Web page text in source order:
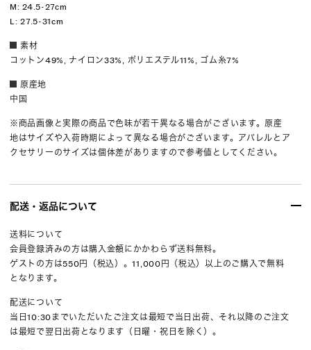
M: 24.5-27cm
L: 27.5-31cm
素材
コットン49%, ナイロン33%, ポリエステル11%, ゴム糸7%
原産地
中国
※商品画像と実際の商品で色味が若干異なる場合がございます。原産
地はサイズや入荷時期によって異なる場合がございます。アパレルとア
クセサリーのサイズは個体差がありますので参考値としてください。
配送・返品について
送料について
会員登録済みの方は購入金額にかかわらず送料無料。
ゲストの方は550円（税込）。11,000円（税込）以上のご購入で無料
となります。
配送について
当日10:30までいただいたご注文は最短で当日出荷、それ以降のご注文
は最短で翌日出荷となります（日曜・祝日を除く）。